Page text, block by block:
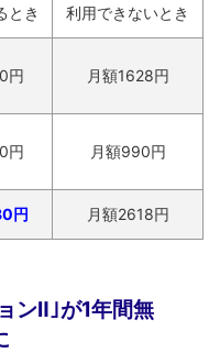
とき
利用できないとき
円 月額1628円
円 月額990円
円 月額2618円
ンⅡ｣が1年間無